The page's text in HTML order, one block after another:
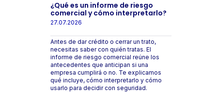
¿Qué es un informe de riesgo
comercial y cómo interpretarlo?
27.07.2026
Antes de dar crédito o cerrar un trato,
necesitas saber con quién tratas. El
informe de riesgo comercial reúne los
antecedentes que anticipan si una
empresa cumplirá o no. Te explicamos
qué incluye, cómo interpretarlo y cómo
usarlo para decidir con seguridad.